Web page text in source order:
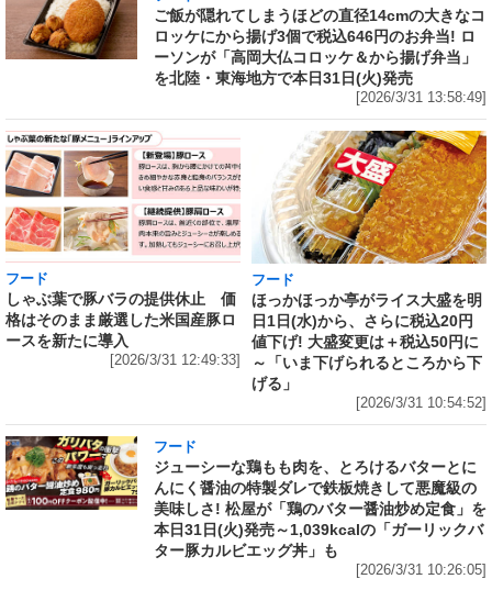
ご飯が隠れてしまうほどの直径14cmの大きなコ
ロッケにから揚げ3個で税込646円のお弁当! ロ
ーソンが「高岡大仏コロッケ＆から揚げ弁当」
を北陸・東海地方で本日31日(火)発売
[2026/3/31 13:58:49]
フード
しゃぶ葉で豚バラの提供休止 価
格はそのまま厳選した米国産豚ロ
ースを新たに導入
[2026/3/31 12:49:33]
フード
ほっかほっか亭がライス大盛を明
日1日(水)から、さらに税込20円
値下げ! 大盛変更は＋税込50円に
～「いま下げられるところから下
げる」
[2026/3/31 10:54:52]
フード
ジューシーな鶏もも肉を、とろけるバターとに
んにく醤油の特製ダレで鉄板焼きして悪魔級の
美味しさ! 松屋が「鶏のバター醤油炒め定食」を
本日31日(火)発売～1,039kcalの「ガーリックバ
ター豚カルビエッグ丼」も
[2026/3/31 10:26:05]